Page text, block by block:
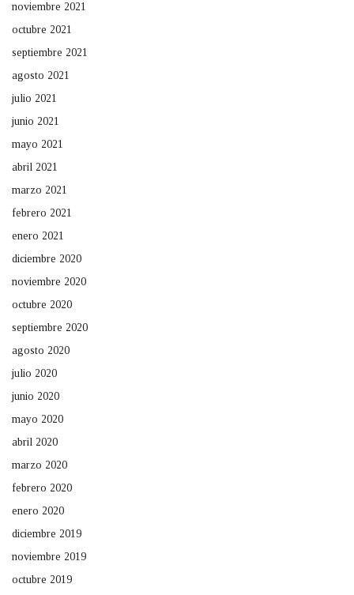
noviembre 2021
octubre 2021
septiembre 2021
agosto 2021
julio 2021
junio 2021
mayo 2021
abril 2021
marzo 2021
febrero 2021
enero 2021
diciembre 2020
noviembre 2020
octubre 2020
septiembre 2020
agosto 2020
julio 2020
junio 2020
mayo 2020
abril 2020
marzo 2020
febrero 2020
enero 2020
diciembre 2019
noviembre 2019
octubre 2019